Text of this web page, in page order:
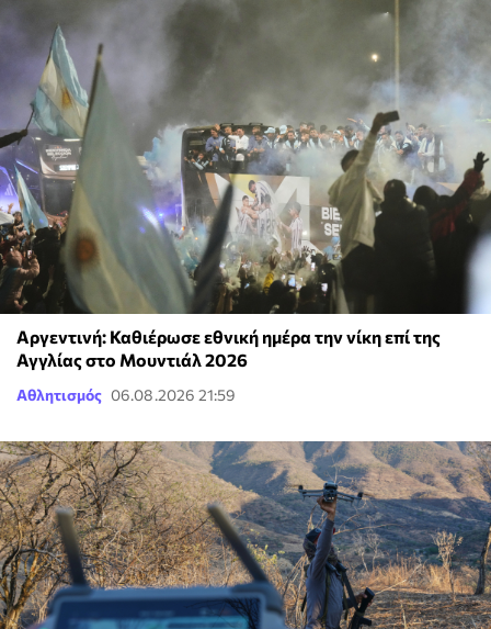
Αργεντινή: Καθιέρωσε εθνική ημέρα την νίκη επί της
Αγγλίας στο Μουντιάλ 2026
Αθλητισμός 06.08.2026 21:59